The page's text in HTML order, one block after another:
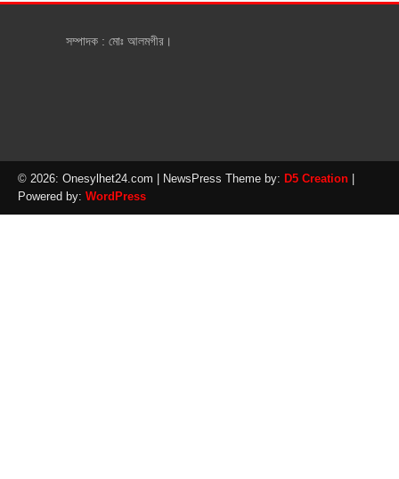
সম্পাদক : মোঃ আলমগীর।
© 2026: Onesylhet24.com | NewsPress Theme by: D5 Creation
Powered by: WordPress